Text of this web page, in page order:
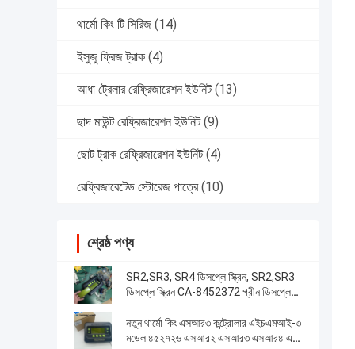
থার্মো কিং টি সিরিজ (14)
ইসুজু ফ্রিজ ট্রাক (4)
আধা ট্রেলার রেফ্রিজারেশন ইউনিট (13)
ছাদ মাউন্ট রেফ্রিজারেশন ইউনিট (9)
ছোট ট্রাক রেফ্রিজারেশন ইউনিট (4)
রেফ্রিজারেটেড স্টোরেজ পাত্রে (10)
শ্রেষ্ঠ পণ্য
SR2,SR3, SR4 ডিসপ্লে স্ক্রিন, SR2,SR3
ডিসপ্লে স্ক্রিন CA-8452372 গ্রীন ডিসপ্লে
HMIs আফটারমার্কেট স্পেয়ার পার্টস
নতুন থার্মো কিং এসআর৩ কন্ট্রোলার এইচএমআই-৩
মডেল ৪৫২৭২৬ এসআর২ এসআর৩ এসআর৪ এর